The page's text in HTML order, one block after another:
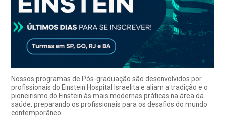
Nossos programas de Pós-graduação são desenvolvidos por
profissionais do Einstein Hospital Israelita e aliam a tradição e o
pioneirismo do Einstein às mais modernas práticas na área da
saúde, preparando os profissionais para os desafios do mundo
contemporâneo.